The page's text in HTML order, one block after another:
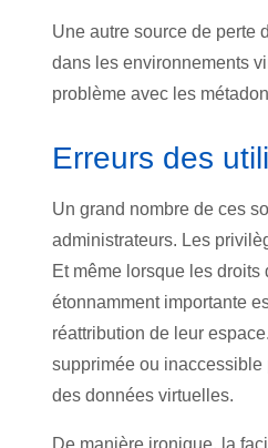
Une autre source de perte
dans les environnements
problème avec les
Erreurs des
Un grand nombre de ces
administrateurs. Les
Et même lorsque les droits
étonnamment importante
réattribution de leur
supprimée ou
des données virtuelles.
De manière ironique, la